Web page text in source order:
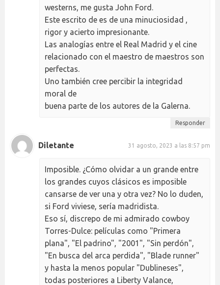
westerns, me gusta John Ford.
Este escrito de es de una minuciosidad ,
rigor y acierto impresionante.
Las analogías entre el Real Madrid y el cine
relacionado con el maestro de maestros son
perfectas.
Uno también cree percibir la integridad
moral de
buena parte de los autores de la Galerna.
Responder
Diletante 31 agosto, 2023 a las 8:57 pm
Imposible. ¿Cómo olvidar a un grande entre
los grandes cuyos clásicos es imposible
cansarse de ver una y otra vez? No lo duden,
si Ford viviese, sería madridista.
Eso sí, discrepo de mi admirado cowboy
Torres-Dulce: películas como "Primera
plana", "El padrino", "2001", "Sin perdón",
"En busca del arca perdida", "Blade runner"
y hasta la menos popular "Dublineses",
todas posteriores a Liberty Valance,